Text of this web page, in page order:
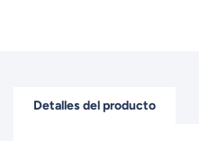
Detalles del producto